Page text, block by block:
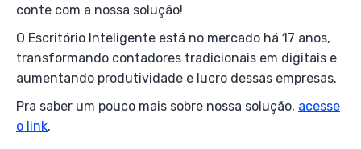
conte com a nossa solução!
O Escritório Inteligente está no mercado há 17 anos,
transformando contadores tradicionais em digitais e
aumentando produtividade e lucro dessas empresas.
Pra saber um pouco mais sobre nossa solução, acesse
o link.